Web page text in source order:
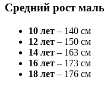
Средний рост
10 лет – 140 см
12 лет – 150 см
14 лет – 163 см
16 лет – 173 см
18 лет – 176 см